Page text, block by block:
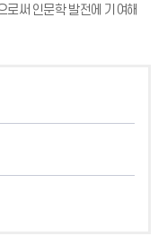
로써 인문학 발전에 기여해